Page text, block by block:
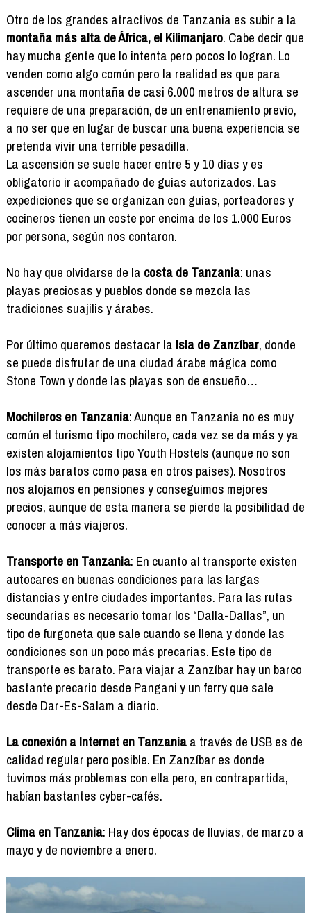
Otro de los grandes atractivos de Tanzania es subir a la
montaña más alta de África, el Kilimanjaro. Cabe decir que
hay mucha gente que lo intenta pero pocos lo logran. Lo
venden como algo común pero la realidad es que para
ascender una montaña de casi 6.000 metros de altura se
requiere de una preparación, de un entrenamiento previo,
a no ser que en lugar de buscar una buena experiencia se
pretenda vivir una terrible pesadilla.
La ascensión se suele hacer entre 5 y 10 días y es
obligatorio ir acompañado de guías autorizados. Las
expediciones que se organizan con guías, porteadores y
cocineros tienen un coste por encima de los 1.000 Euros
por persona, según nos contaron.
No hay que olvidarse de la costa de Tanzania: unas
playas preciosas y pueblos donde se mezcla las
tradiciones suajilis y árabes.
Por último queremos destacar la Isla de Zanzíbar, donde
se puede disfrutar de una ciudad árabe mágica como
Stone Town y donde las playas son de ensueño…
Mochileros en Tanzania: Aunque en Tanzania no es muy
común el turismo tipo mochilero, cada vez se da más y ya
existen alojamientos tipo Youth Hostels (aunque no son
los más baratos como pasa en otros países). Nosotros
nos alojamos en pensiones y conseguimos mejores
precios, aunque de esta manera se pierde la posibilidad de
conocer a más viajeros.
Transporte en Tanzania: En cuanto al transporte existen
autocares en buenas condiciones para las largas
distancias y entre ciudades importantes. Para las rutas
secundarias es necesario tomar los “Dalla-Dallas”, un
tipo de furgoneta que sale cuando se llena y donde las
condiciones son un poco más precarias. Este tipo de
transporte es barato. Para viajar a Zanzíbar hay un barco
bastante precario desde Pangani y un ferry que sale
desde Dar-Es-Salam a diario.
La conexión a Internet en Tanzaniaa través de USB es de
calidad regular pero posible. En Zanzíbar es donde
tuvimos más problemas con ella pero, en contrapartida,
habían bastantes cyber-cafés.
Clima en Tanzania: Hay dos épocas de lluvias, de marzo a
mayo y de noviembre a enero.